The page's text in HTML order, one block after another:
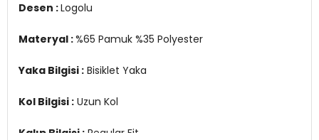
Desen :Logolu
Materyal :%65 Pamuk %35 Polyester
Yaka Bilgisi : Bisiklet Yaka
Kol Bilgisi : Uzun Kol
Kalıp Bilgisi : Regular Fit